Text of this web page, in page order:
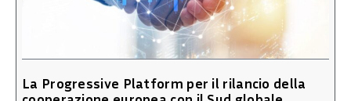
La Progressive Platform per il rilancio della